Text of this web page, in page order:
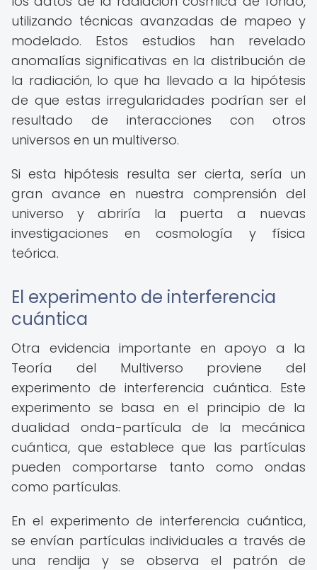
utilizando técnicas avanzadas de mapeo y
modelado. Estos estudios han revelado
anomalías significativas en la distribución de
la radiación, lo que ha llevado a la hipótesis
de que estas irregularidades podrían ser el
resultado de interacciones con otros
universos en un multiverso.
Si esta hipótesis resulta ser cierta, sería un
gran avance en nuestra comprensión del
universo y abriría la puerta a nuevas
investigaciones en cosmología y física
teórica.
El experimento de interferencia
cuántica
Otra evidencia importante en apoyo a la
Teoría del Multiverso proviene del
experimento de interferencia cuántica. Este
experimento se basa en el principio de la
dualidad onda-partícula de la mecánica
cuántica, que establece que las partículas
pueden comportarse tanto como ondas
como partículas.
En el experimento de interferencia cuántica,
se envían partículas individuales a través de
una rendija y se observa el patrón de